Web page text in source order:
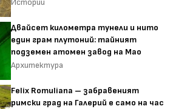
Двайсет километра тунели и нито
един грам плутоний: тайният
подземен атомен завод на Мао
Архитектура
Felix Romuliana – забравеният
римски град на Галерий е само на час